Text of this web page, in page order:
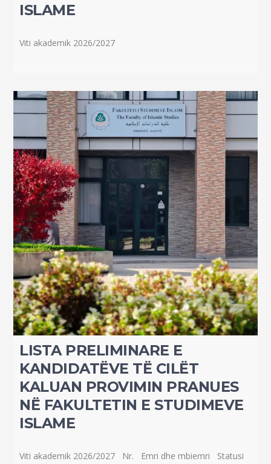
ISLAME
Viti akademik 2026/2027
LISTA PRELIMINARE E
KANDIDATËVE TË CILËT
KALUAN PROVIMIN PRANUES
NË FAKULTETIN E STUDIMEVE
ISLAME
Viti akademik 2026/2027 Nr. Emri dhe mbiemri Statusi